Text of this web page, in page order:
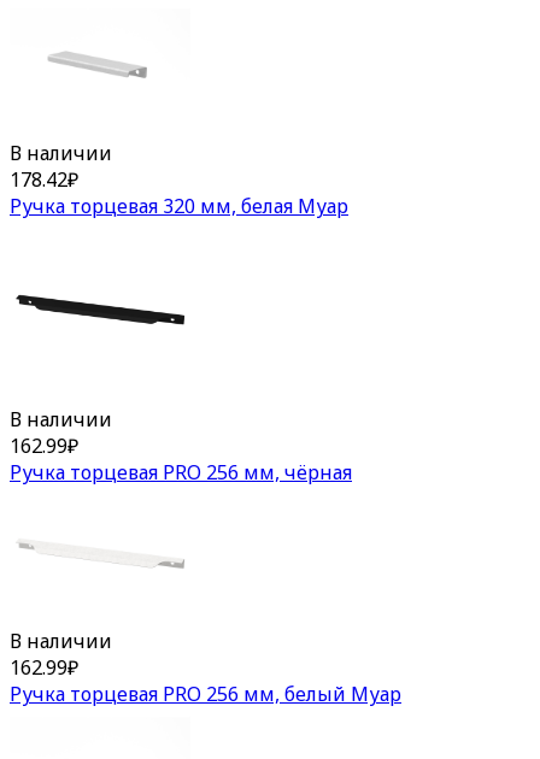
В наличии
178.42₽
Ручка торцевая 320 мм, белая Муар
В наличии
162.99₽
Ручка торцевая PRO 256 мм, чёрная
В наличии
162.99₽
Ручка торцевая PRO 256 мм, белый Муар